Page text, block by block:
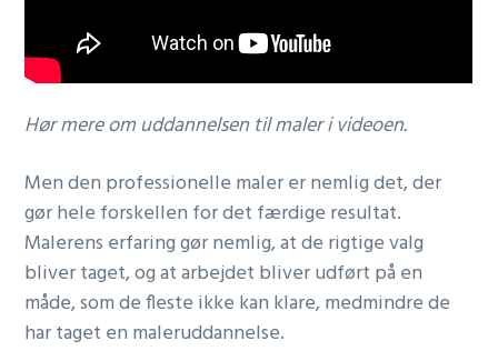
Hør mere om uddannelsen til maler i videoen.
Men den professionelle maler er nemlig det, der
gør hele forskellen for det færdige resultat.
Malerens erfaring gør nemlig, at de rigtige valg
bliver taget, og at arbejdet bliver udført på en
måde, som de fleste ikke kan klare, medmindre de
har taget en maleruddannelse.